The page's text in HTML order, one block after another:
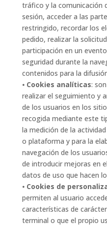
tráfico y la comunicación
sesión, acceder a las
restringido, recordar los
pedido, realizar la
participación en un
seguridad durante la
contenidos para la
⦁ Cookies analíticas:
realizar el seguimiento y
de los usuarios en los
recogida mediante este
la medición de la
o plataforma y para la
navegación de los
de introducir mejoras en
datos de uso que hacen
⦁ Cookies de
permiten al usuario
características de
terminal o que el propio